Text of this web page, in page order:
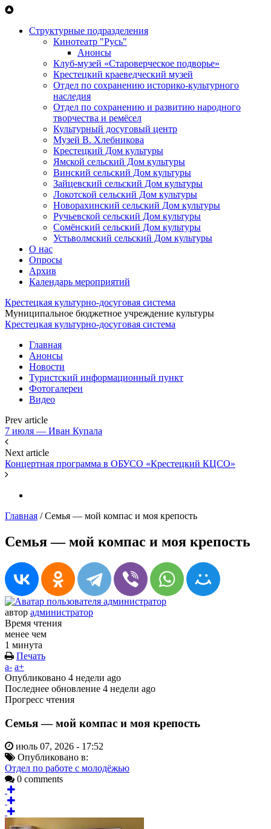
Перейти к основному содержанию
Структурные подразделения
Кинотеатр "Русь"
Анонсы
Клуб-музей «Староверческое подворье»
Крестецкий краеведческий музей
Отдел по сохранению историко-культурного
наследия
Отдел по сохранению и развитию народного
творчества и ремёсел
Культурный досуговый центр
Музей В. Хлебникова
Крестецкий Дом культуры
Ямской сельский Дом культуры
Винский сельский Дом культуры
Зайцевский сельский Дом культуры
Локотской сельский Дом культуры
Новорахинский сельский Дом культуры
Ручьевской сельский Дом культуры
Сомёнский сельский Дом культуры
Устьволмский сельский Дом культуры
О нас
Опросы
Архив
Календарь мероприятий
Крестецкая культурно-досуговая система
Муниципальное бюджетное учреждение культуры
Крестецкая культурно-досуговая система
Главная
Анонсы
Новости
Туристский информационный пункт
Фотогалереи
Видео
Prev article
7 июля — Иван Купала
Next article
Концертная программа в ОБУСО «Крестецкий КЦСО»
Главная /Семья — мой компас и моя крепость
Семья — мой компас и моя крепость
автор администратор
Время чтения
менее чем
1 минута
Печать
a- a+
Опубликовано 4 недели ago
Последнее обновление 4 недели ago
Прогресс чтения
Семья — мой компас и моя крепость
июль 07, 2026 - 17:52
Опубликовано в:
Отдел по работе с молодёжью
0 comments